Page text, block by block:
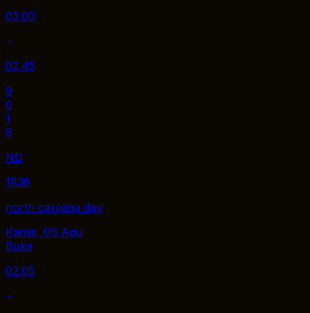
03.00
02.45
9
0
1
6
ND
1838
north carolina day
Kamis, 06 Agu
Buka
02.05